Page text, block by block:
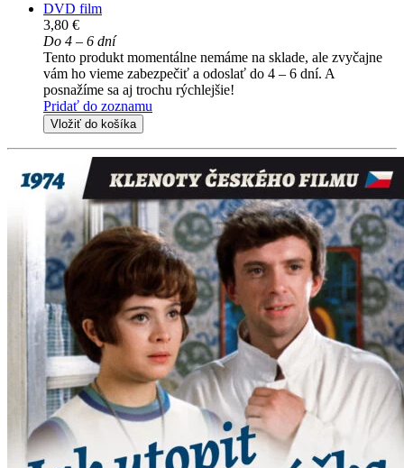
DVD film
3,80 €
Do 4 – 6 dní
Tento produkt momentálne nemáme na sklade, ale zvyčajne
vám ho vieme zabezpečiť a odoslať do 4 – 6 dní. A
posnažíme sa aj trochu rýchlejšie!
Pridať do zoznamu
Vložiť do košíka